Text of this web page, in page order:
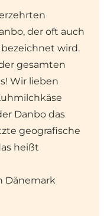
der oft auch
wird.
gesamten
Wir lieben
Danbo das
geografische
heißt
Dänemark